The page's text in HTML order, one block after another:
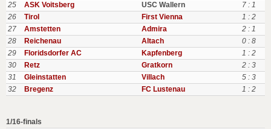
25
ASK Voitsberg USC Wallern
7 : 1
26
Tirol First Vienna
1 : 2
27
Amstetten Admira
2 : 1
28
Reichenau Altach
0 : 8
29
Floridsdorfer AC Kapfenberg
1 : 2
30
Retz Gratkorn
2 : 3
31
Gleinstatten Villach
5 : 3
32
Bregenz FC Lustenau 1 : 2
1/16-finals